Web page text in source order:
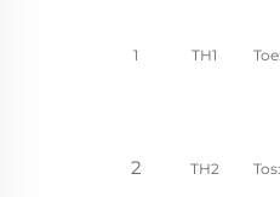
1 TH1
2 TH2